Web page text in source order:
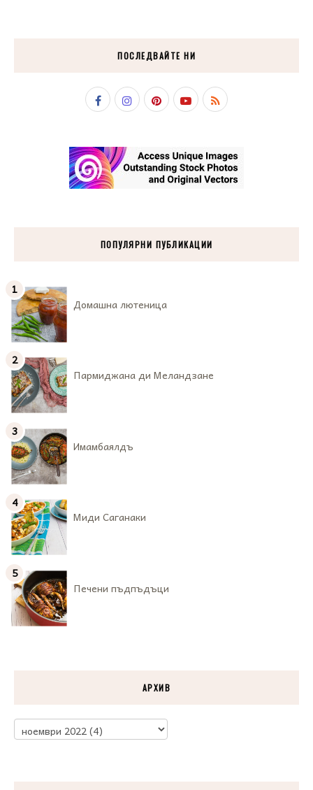
ПОСЛЕДВАЙТЕ НИ
ПОПУЛЯРНИ ПУБЛИКАЦИИ
Домашна лютеница
Пармиджана ди Меландзане
Имамбаялдъ
Миди Саганаки
Печени пъдпъдъци
АРХИВ